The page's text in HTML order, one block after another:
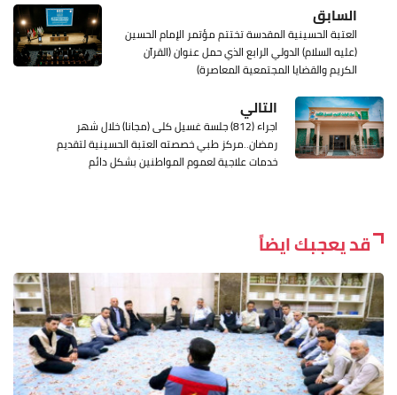
السابق
العتبة الحسينية المقدسة تختتم مؤتمر الإمام الحسين
(عليه السلام) الدولي الرابع الذي حمل عنوان (القرآن
الكريم والقضايا المجتمعية المعاصرة)
التالي
اجراء (812) جلسة غسيل كلى (مجانا) خلال شهر
رمضان..مركز طبي خصصته العتبة الحسينية لتقديم
خدمات علاجية لعموم المواطنين بشكل دائم
قد يعجبك ايضاً